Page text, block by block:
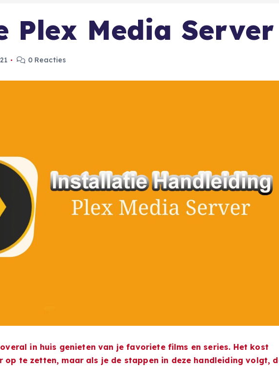
Media Server
0 Reacties
in huis genieten van je favoriete films en series. Het kost
op te zetten, maar als je de stappen in deze handleiding volgt,